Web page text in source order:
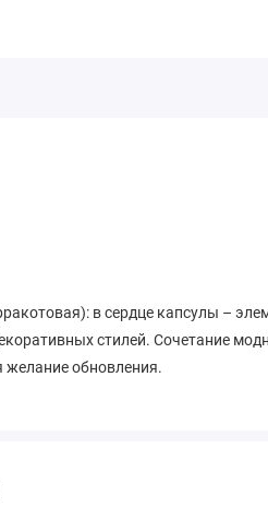
в сердце капсулы –
стилей. Сочетание
обновления.